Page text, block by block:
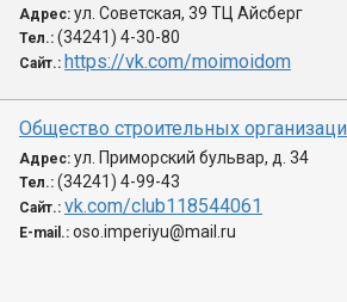
Адрес: ул. Советская, 39 ТЦ Айсберг
Тел.: (34241) 4-30-80
Сайт.: https://vk.com/moimoidom
Общество строительных
Адрес: ул. Приморский бульвар, д. 34
Тел.: (34241) 4-99-43
Сайт.: vk.com/club118544061
E-mail.: oso.imperiyu@mail.ru